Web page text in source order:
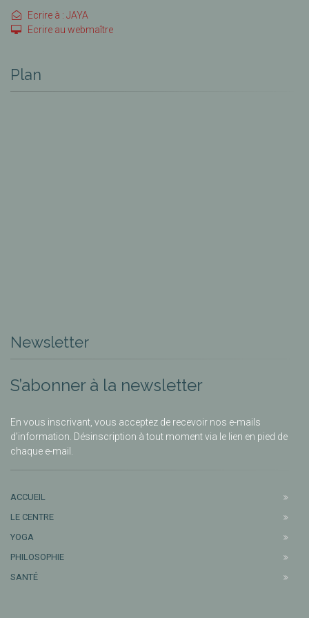
Ecrire à : JAYA
Ecrire au webmaître
Plan
Newsletter
S’abonner à la newsletter
En vous inscrivant, vous acceptez de recevoir nos e-mails
d’information. Désinscription à tout moment via le lien en pied de
chaque e-mail.
ACCUEIL
LE CENTRE
YOGA
PHILOSOPHIE
SANTÉ